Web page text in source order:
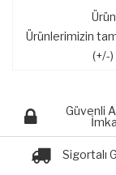
Ürünlerimizin
(+/-
Güvenli
Sigortalı